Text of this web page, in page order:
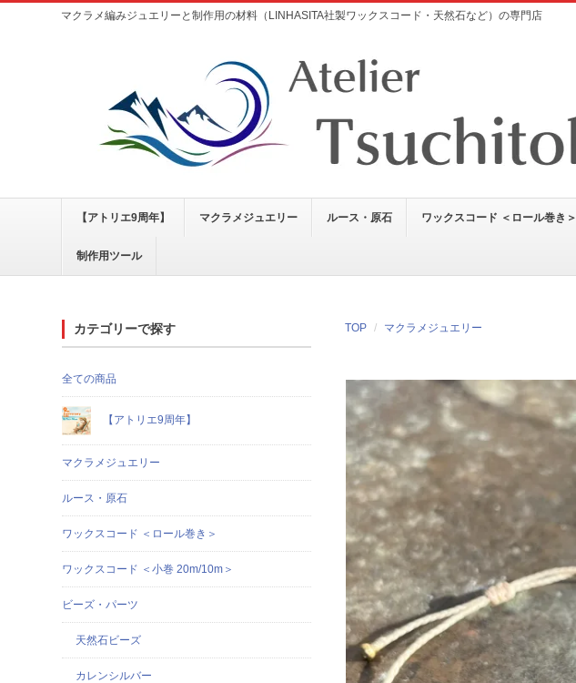
マクラメ編みジュエリーと制作用の材料（LINHASITA社製ワックスコード・天然石など）の専門店
【アトリエ9周年】 マクラメジュエリー ルース・原石 ワックスコード ＜ロール巻き＞
制作用ツール
TOP マクラメジュエリー
カテゴリーで探す
全ての商品
【アトリエ9周年】
マクラメジュエリー
ルース・原石
ワックスコード ＜ロール巻き＞
ワックスコード ＜小巻 20m/10m＞
ビーズ・パーツ
天然石ビーズ
カレンシルバー